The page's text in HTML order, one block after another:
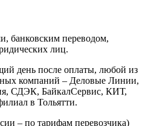
банковским переводом,
лиц.
день после оплаты, любой из
компаний – Деловые Линии,
СДЭК, БайкалСервис, КИТ,
в Тольятти.
– по тарифам перевозчика)